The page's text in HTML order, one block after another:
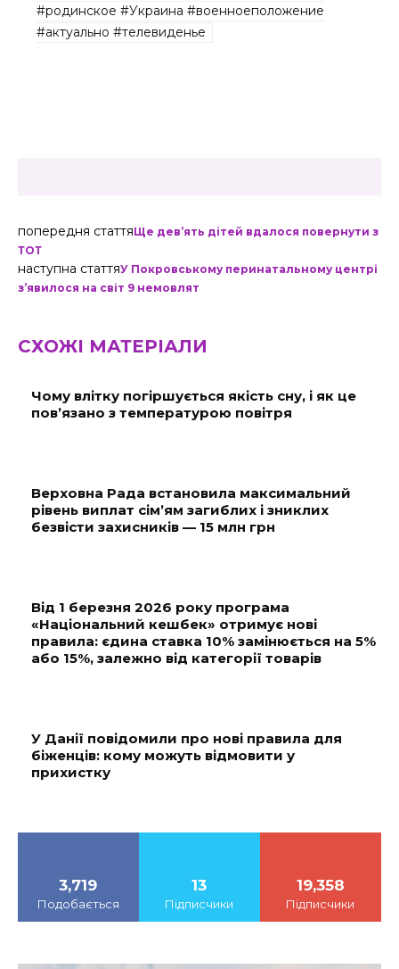
#родинское #Украина #военноеположение
#актуально #телевиденье
попередня статтяЩе дев’ять дітей вдалося повернути з
ТОТ
наступна статтяУ Покровському перинатальному центрі
з’явилося на світ 9 немовлят
СХОЖІ МАТЕРІАЛИ
Чому влітку погіршується якість сну, і як це
пов’язано з температурою повітря
Верховна Рада встановила максимальний
рівень виплат сім’ям загиблих і зниклих
безвісти захисників — 15 млн грн
Від 1 березня 2026 року програма
«Національний кешбек» отримує нові
правила: єдина ставка 10% замінюється на 5%
або 15%, залежно від категорії товарів
У Данії повідомили про нові правила для
біженців: кому можуть відмовити у
прихистку
3,719
Подобається
13
Підписчики
19,358
Підписчики